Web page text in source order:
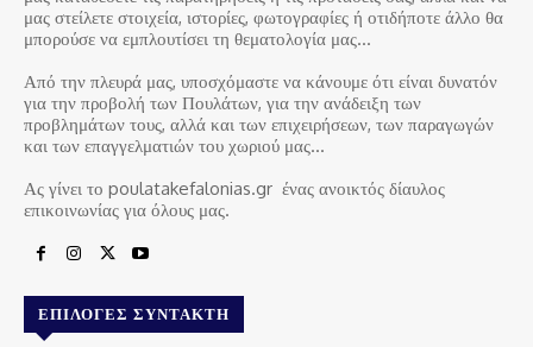
μας στείλετε στοιχεία, ιστορίες, φωτογραφίες ή οτιδήποτε άλλο θα
μπορούσε να εμπλουτίσει τη θεματολογία μας…
Από την πλευρά μας, υποσχόμαστε να κάνουμε ότι είναι δυνατόν
για την προβολή των Πουλάτων, για την ανάδειξη των
προβλημάτων τους, αλλά και των επιχειρήσεων, των παραγωγών
και των επαγγελματιών του χωριού μας…
Ας γίνει το poulatakefalonias.gr ένας ανοικτός δίαυλος
επικοινωνίας για όλους μας.
ΕΠΙΛΟΓΈΣ ΣΥΝΤΆΚΤΗ